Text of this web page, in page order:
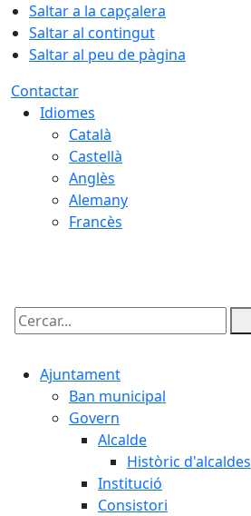
Saltar a la capçalera
Saltar al contingut
Saltar al peu de pàgina
Contactar
Idiomes
Català
Castellà
Anglès
Alemany
Francès
Cercar:
Ajuntament
Ban municipal
Govern
Alcalde
Històric d'alcaldes
Institució
Consistori